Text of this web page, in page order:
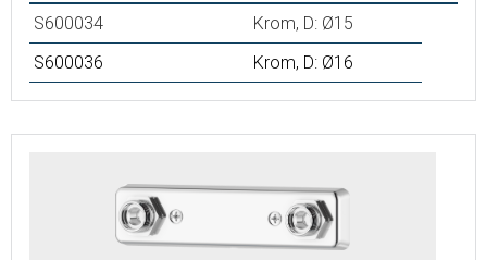
S600034
Krom, D: Ø15
S600036
Krom, D: Ø16